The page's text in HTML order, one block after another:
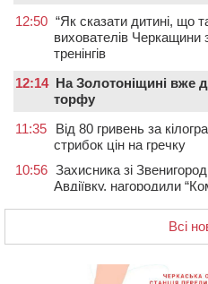
12:50 “Як сказати дитині, що
вихователів Черкащини
тренінгів
12:14 На Золотоніщині вже
торфу
11:35
Від 80 гривень за
стрибок цін на гречку
10:56 Захисника зі
Авдіївку, нагородили
10:10 На Черкащині п’яний
мопедом: двоє людей у
Ветерани МСК “Дніпро”
України
Всі